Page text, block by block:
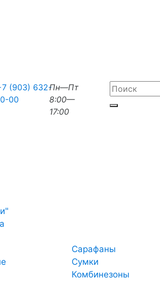
(903) 632-
00
Пн—Пт
8:00—
17:00
Сарафаны
Сумки
Комбинезоны